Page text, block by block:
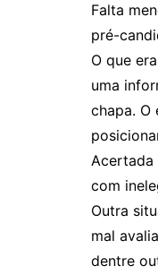
Falta
pré-
O que
uma
chapa. O
Acertada
com
Outra
mal
dentre